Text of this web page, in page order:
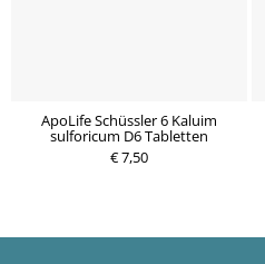
ApoLife Schüssler 6 Kaluim
sulforicum D6 Tabletten
€ 7,50